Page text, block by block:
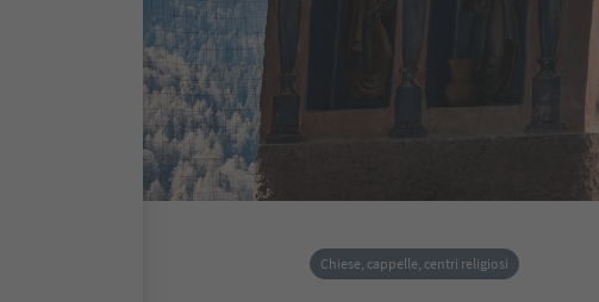
Chiese, cappelle, centri religiosi